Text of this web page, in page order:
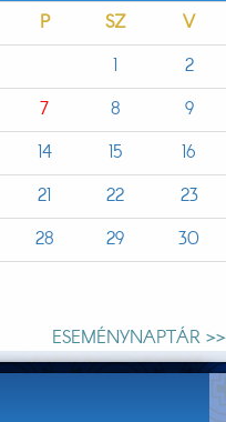
P SZ
V
1
2
7 8
9
14 15
16
21 22
23
28 29
30
ESEMÉNYNAPTÁR >>